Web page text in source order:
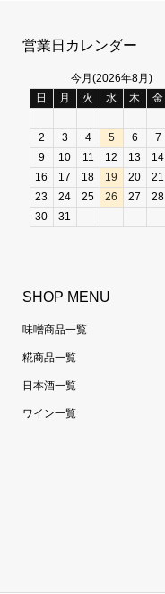
営業日カレンダー
今月(2026年8月)
日
月 火 水 木 金
2
3 4 5 6 7
9
10 11 12 13 14
16
17 18 19 20 21
23
24 25 26 27 28
30
31
SHOP MENU
味噌商品一覧
糀商品一覧
日本酒一覧
ワイン一覧